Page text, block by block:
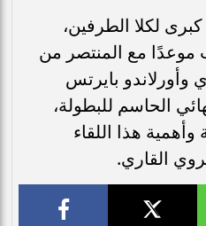
لكلا الطرفين،
مع المنتصر من
وأورلاندو بايرتس
الحاسم للبطولة،
هذا اللقاء
القاري.